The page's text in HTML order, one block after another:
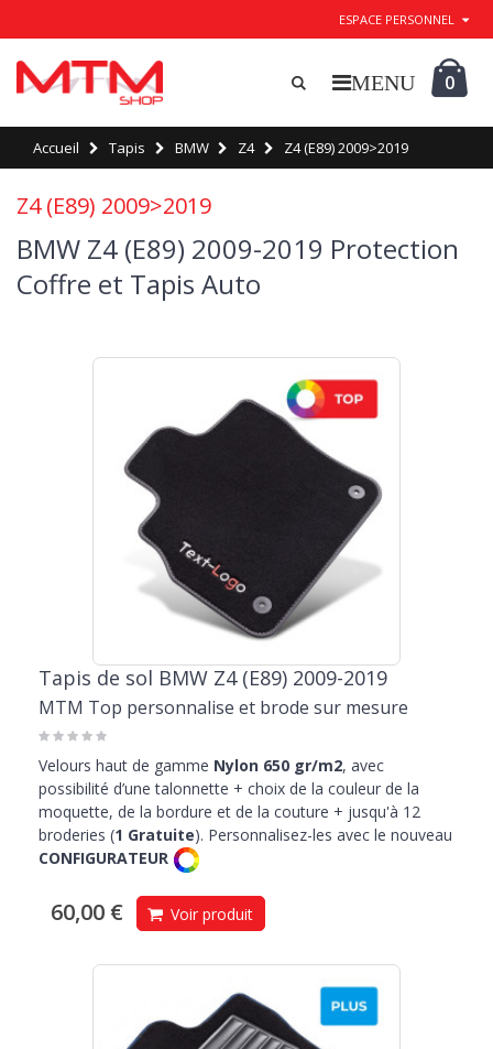
ESPACE PERSONNEL
0
Accueil Tapis BMW Z4 Z4 (E89) 2009>2019
Z4 (E89) 2009>2019
BMW Z4 (E89) 2009-2019 Protection
Coffre et Tapis Auto
Tapis de sol BMW Z4 (E89) 2009-2019
MTM Top personnalise et brode sur mesure
Velours haut de gamme Nylon 650 gr/m2, avec
possibilité d’une talonnette + choix de la couleur de la
moquette, de la bordure et de la couture + jusqu'à 12
broderies (1 Gratuite). Personnalisez-les avec le nouveau
CONFIGURATEUR
60,00 € Voir produit